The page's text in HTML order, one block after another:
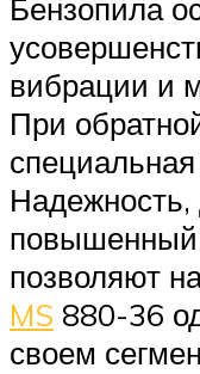
Бензопила
вибрации и
При
Надежность,
повышенный
позволяют
MS 880-36
своем